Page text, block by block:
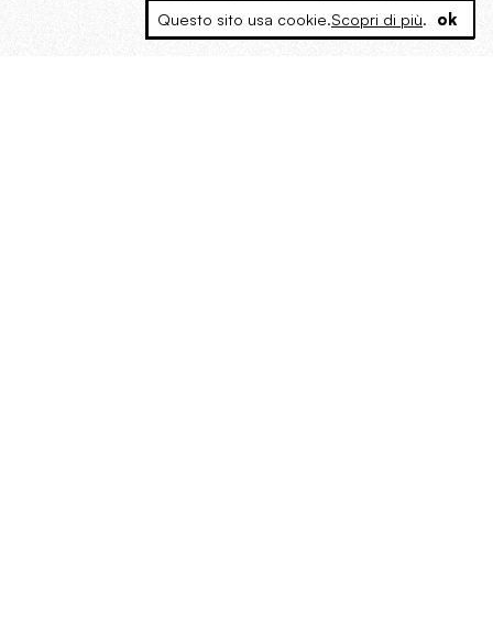
Questo sito usa cookie.Scopri di più. ok